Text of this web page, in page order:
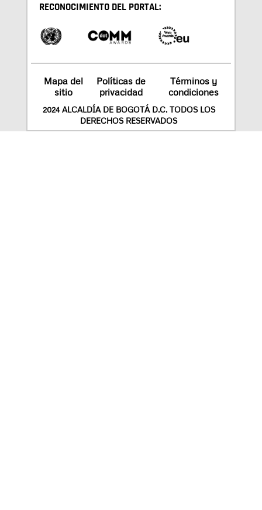
RECONOCIMIENTO DEL PORTAL:
Mapa del
sitio
Políticas de
privacidad
Términos y
condiciones
2024 ALCALDÍA DE BOGOTÁ D.C. TODOS LOS
DERECHOS RESERVADOS